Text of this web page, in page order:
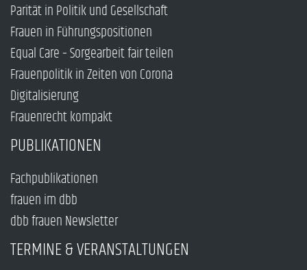
Parität in Politik und Gesellschaft
Frauen in Führungspositionen
Equal Care – Sorgearbeit fair teilen
Frauenpolitik in Zeiten von Corona
Digitalisierung
Frauenrecht kompakt
PUBLIKATIONEN
Fachpublikationen
frauen im dbb
dbb frauen Newsletter
TERMINE & VERANSTALTUNGEN